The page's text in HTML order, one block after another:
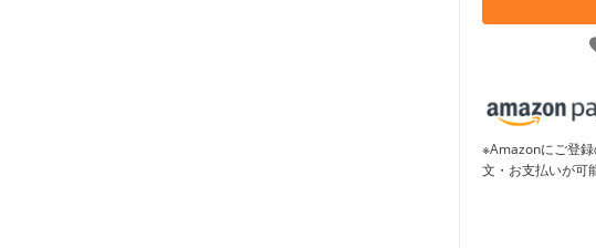
※Amazonにご登
文・お支払いが可